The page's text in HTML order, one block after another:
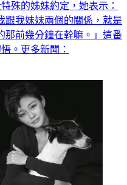
妹陪伴自己走完人生最後
殊的姊妹約定，她表示：
跟我妹妹兩個的關係，就是
前幾分鐘在幹嘛。」這番